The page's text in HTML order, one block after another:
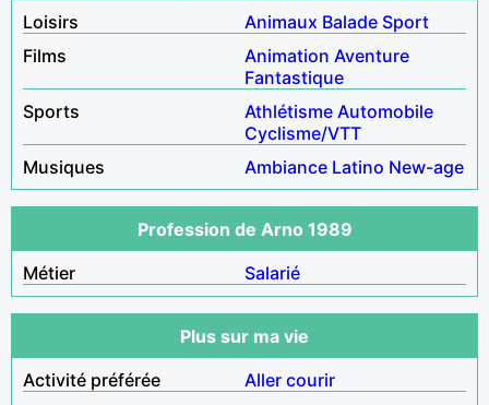
Loisirs
Animaux Balade Sport
Films
Animation Aventure
Fantastique
Sports
Athlétisme Automobile
Cyclisme/VTT
Musiques
Ambiance Latino New-age
Profession de Arno 1989
Métier
Salarié
Plus sur ma vie
Activité préférée
Aller courir